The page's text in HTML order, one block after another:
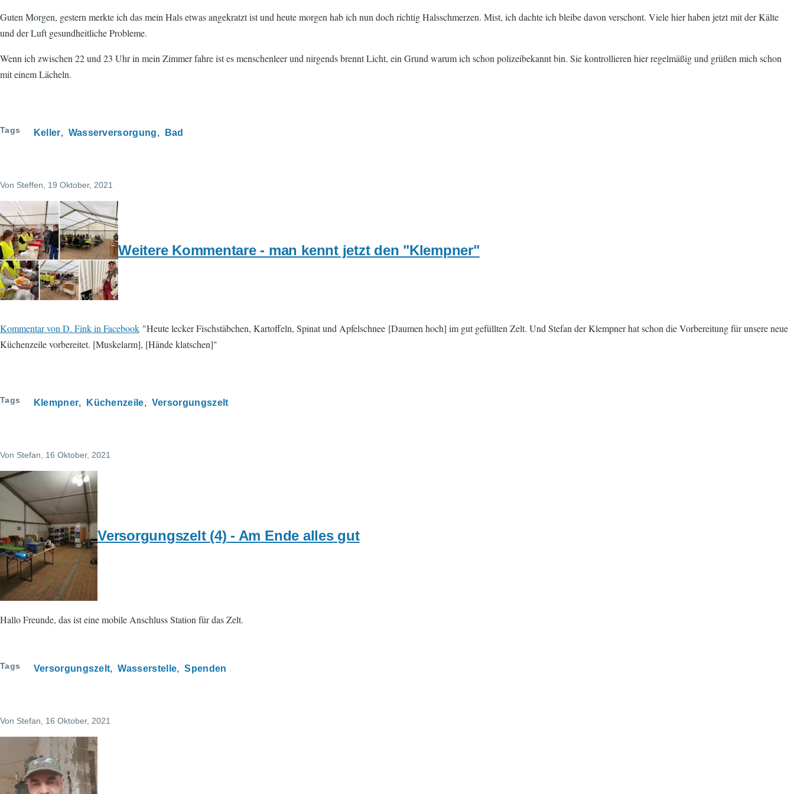
Guten Morgen, gestern merkte ich das mein Hals etwas angekratzt ist und heute morgen hab ich nun doch richtig Halsschmerzen. Mist, ich dachte ich bleibe davon verschont. Viele hier haben jetzt mit der Kälte
und der Luft gesundheitliche Probleme.
Wenn ich zwischen 22 und 23 Uhr in mein Zimmer fahre ist es menschenleer und nirgends brennt Licht, ein Grund warum ich schon polizeibekannt bin. Sie kontrollieren hier regelmäßig und grüßen mich schon
mit einem Lächeln.
Tags Keller Wasserversorgung Bad
Von Steffen , 19 Oktober, 2021
Weitere Kommentare - man kennt jetzt den "Klempner"
Kommentar von D. Fink in Facebook "Heute lecker Fischstäbchen, Kartoffeln, Spinat und Apfelschnee [Daumen hoch] im gut gefüllten Zelt. Und Stefan der Klempner hat schon die Vorbereitung für unsere neue
Küchenzeile vorbereitet. [Muskelarm], [Hände klatschen]"
Tags Klempner Küchenzeile Versorgungszelt
Von Stefan , 16 Oktober, 2021
Versorgungszelt (4) - Am Ende alles gut
Hallo Freunde, das ist eine mobile Anschluss Station für das Zelt.
Tags Versorgungszelt Wasserstelle Spenden
Von Stefan , 16 Oktober, 2021